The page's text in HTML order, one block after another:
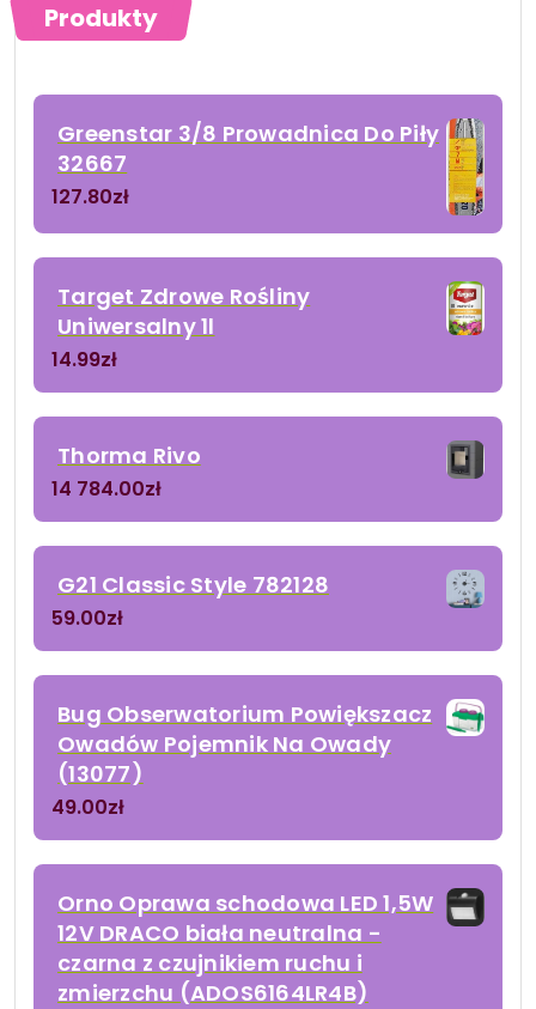
Produkty
Greenstar 3/8 Prowadnica Do Piły
32667
127.80zł
Target Zdrowe Rośliny
Uniwersalny 1l
14.99zł
Thorma Rivo
14 784.00zł
G21 Classic Style 782128
59.00zł
Bug Obserwatorium Powiększacz
Owadów Pojemnik Na Owady
(13077)
49.00zł
Orno Oprawa schodowa LED 1,5W
12V DRACO biała neutralna -
czarna z czujnikiem ruchu i
zmierzchu (ADOS6164LR4B)